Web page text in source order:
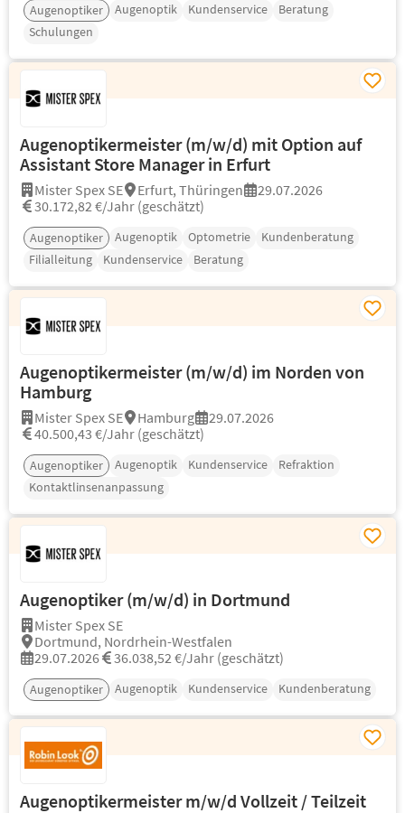
Augenoptiker Augenoptik Kundenservice
Beratung
Schulungen
Augenoptikermeister (m/w/d) mit Option auf
Assistant Store Manager in Erfurt
Mister Spex SE Erfurt, Thüringen
29.07.2026
30.172,82 €/Jahr (geschätzt)
Augenoptiker Augenoptik Optometrie
Kundenberatung
Filialleitung
Kundenservice Beratung
Augenoptikermeister (m/w/d) im Norden von
Hamburg
Mister Spex SE Hamburg
29.07.2026
40.500,43 €/Jahr (geschätzt)
Augenoptiker Augenoptik Kundenservice
Refraktion
Kontaktlinsenanpassung
Augenoptiker (m/w/d) in Dortmund
Mister Spex SE
Dortmund, Nordrhein-Westfalen
29.07.2026
36.038,52 €/Jahr (geschätzt)
Augenoptiker Augenoptik Kundenservice Kundenberatung
Augenoptikermeister m/w/d Vollzeit / Teilzeit